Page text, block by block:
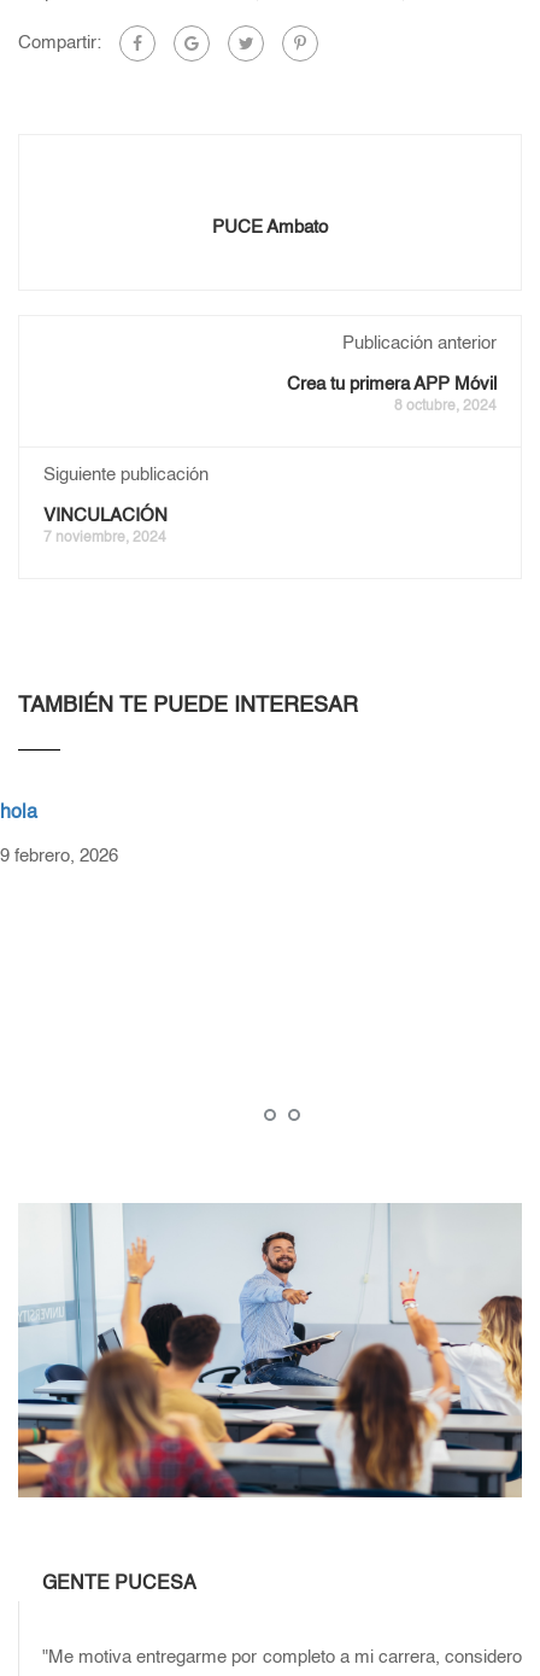
Compartir:
PUCE Ambato
Publicación anterior
Crea tu primera APP Móvil
8 octubre, 2024
Siguiente publicación
VINCULACIÓN
7 noviembre, 2024
TAMBIÉN TE PUEDE INTERESAR
hola
9 febrero, 2026
GENTE PUCESA
"Me motiva entregarme por completo a mi carrera, considero